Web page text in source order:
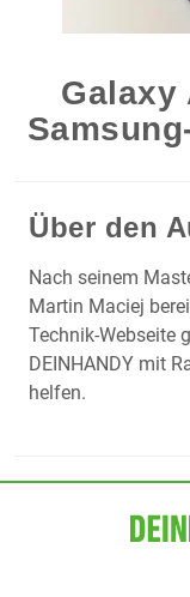
Galaxy
Über den
Nach seinem
Martin Maciej
Technik-Webseite
DEINHANDY mit
helfen.